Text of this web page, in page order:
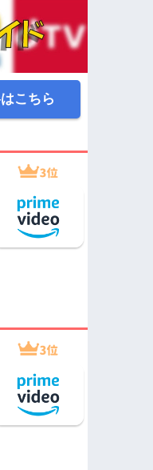
こちら